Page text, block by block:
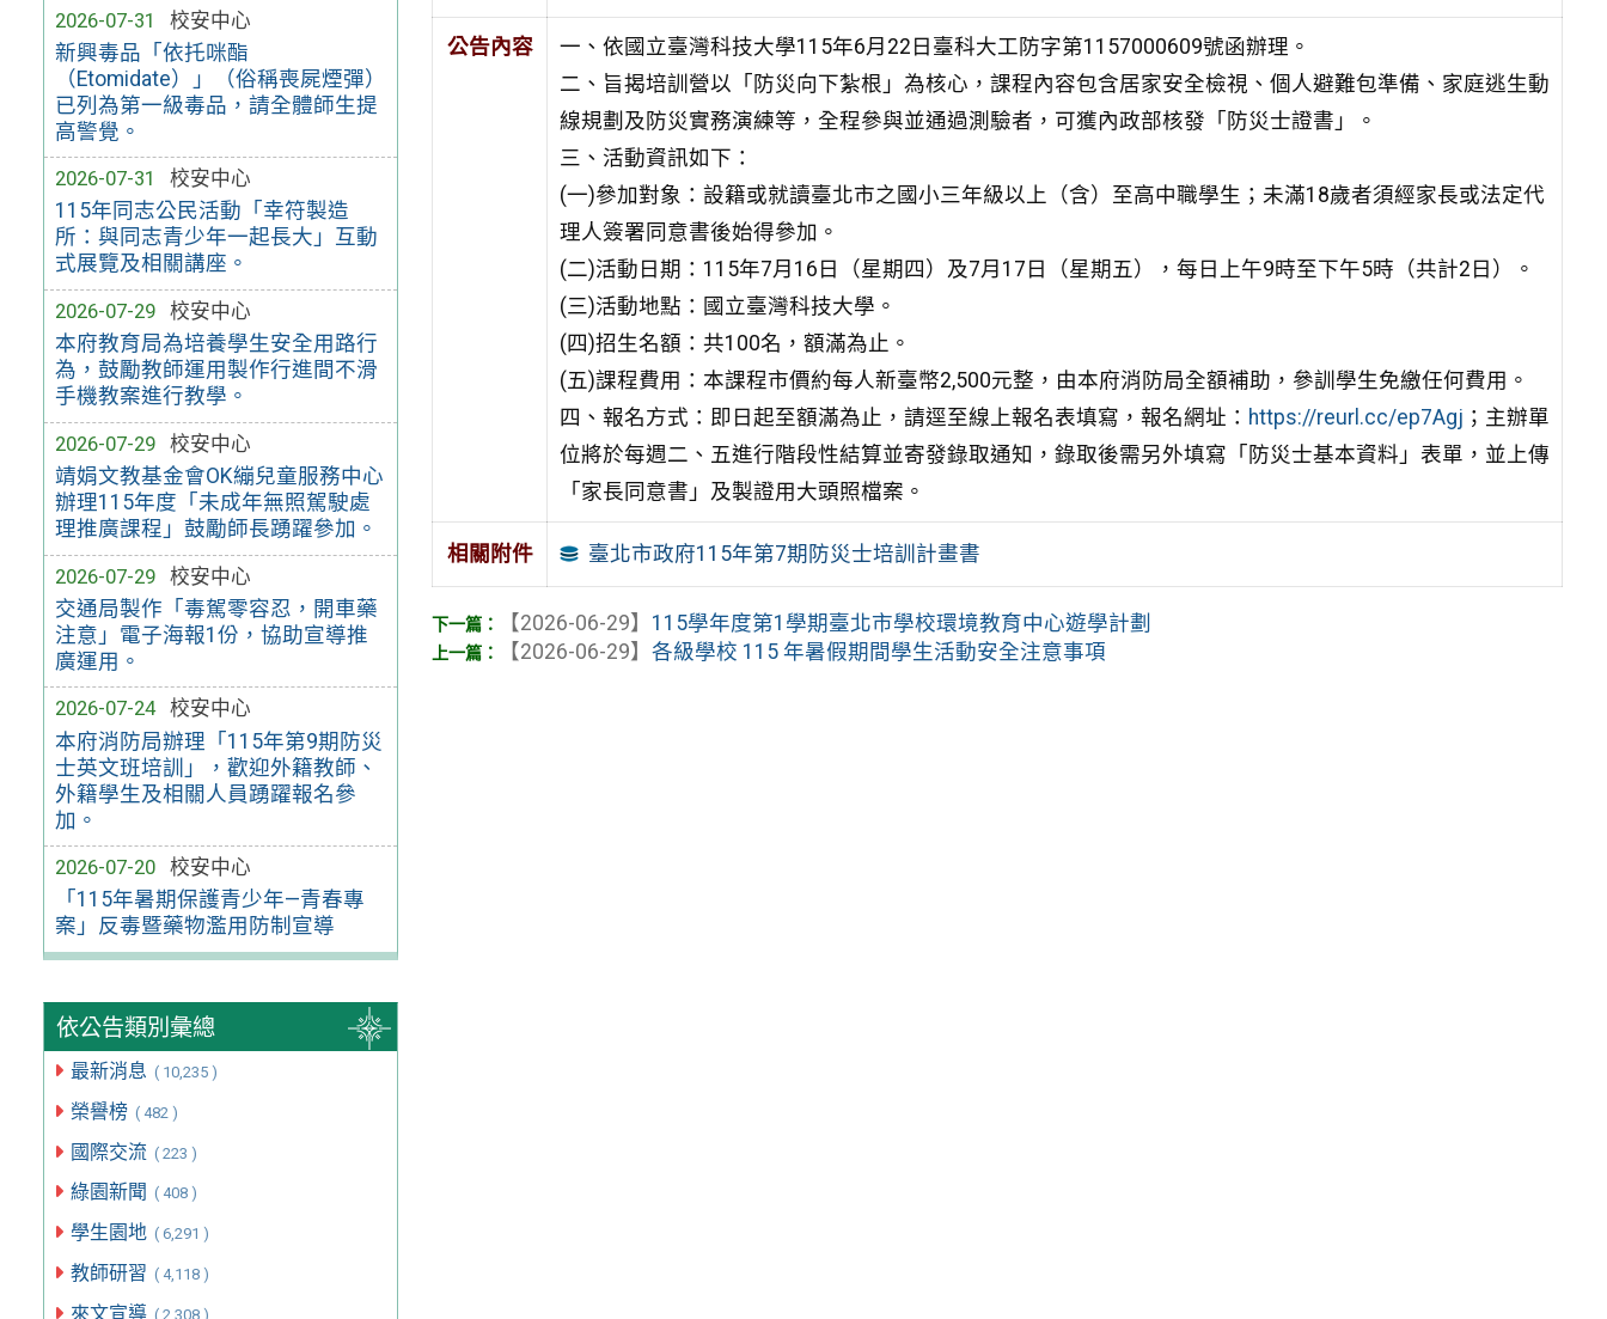
2026-07-31
校安中心
新興毒品「依托咪酯
（Etomidate）」（俗稱喪屍煙彈）
已列為第一級毒品，請全體師生提
高警覺。
2026-07-31
校安中心
115年同志公民活動「幸符製造
所：與同志青少年一起長大」互動
式展覽及相關講座。
2026-07-29
校安中心
本府教育局為培養學生安全用路行
為，鼓勵教師運用製作行進間不滑
手機教案進行教學。
2026-07-29
校安中心
靖娟文教基金會OK繃兒童服務中心
辦理115年度「未成年無照駕駛處
理推廣課程」鼓勵師長踴躍參加。
2026-07-29
校安中心
交通局製作「毒駕零容忍，開車藥
注意」電子海報1份，協助宣導推
廣運用。
2026-07-24
校安中心
本府消防局辦理「115年第9期防災
士英文班培訓」，歡迎外籍教師、
外籍學生及相關人員踴躍報名參
加。
2026-07-20
校安中心
「115年暑期保護青少年—青春專
案」反毒暨藥物濫用防制宣導
依公告類別彙總
最新消息 ( 10,235 )
榮譽榜 ( 482 )
國際交流 ( 223 )
綠園新聞 ( 408 )
學生園地 ( 6,291 )
教師研習 ( 4,118 )
來文宣導 ( 2,308 )
公告內容
一、依國立臺灣科技大學115年6月22日臺科大工防字第1157000609號函辦理。
二、旨揭培訓營以「防災向下紮根」為核心，課程內容包含居家安全檢視、個人避難包準備、家庭逃生動
線規劃及防災實務演練等，全程參與並通過測驗者，可獲內政部核發「防災士證書」。
三、活動資訊如下：
(一)參加對象：設籍或就讀臺北市之國小三年級以上（含）至高中職學生；未滿18歲者須經家長或法定代
理人簽署同意書後始得參加。
(二)活動日期：115年7月16日（星期四）及7月17日（星期五），每日上午9時至下午5時（共計2日）。
(三)活動地點：國立臺灣科技大學。
(四)招生名額：共100名，額滿為止。
(五)課程費用：本課程市價約每人新臺幣2,500元整，由本府消防局全額補助，參訓學生免繳任何費用。
四、報名方式：即日起至額滿為止，請逕至線上報名表填寫，報名網址： https://reurl.cc/ep7Agj ；主辦單
位將於每週二、五進行階段性結算並寄發錄取通知，錄取後需另外填寫「防災士基本資料」表單，並上傳
「家長同意書」及製證用大頭照檔案。
相關附件 臺北市政府115年第7期防災士培訓計畫書
【2026-06-29】 115學年度第1學期臺北市學校環境教育中心遊學計劃
【2026-06-29】各級學校 115 年暑假期間學生活動安全注意事項